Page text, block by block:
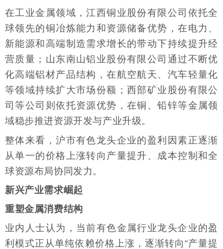
在工业金属领域，江西铜业股份有限公司依托全
球领先的铜冶炼能力和资源储备优势，在电力、
新能源和高端制造需求增长的带动下持续提升经
营质量；山东南山铝业股份有限公司通过不断优
化高端铝材产品结构，在航空航天、汽车轻量化
等领域持续扩大市场份额；西部矿业股份有限公
司等公司则依托资源优势，在铜、铅锌等金属领
域稳步推进资源开发与产业升级。
整体来看，沪市有色龙头企业的盈利因素正逐渐
从单一的价格上涨转向产量提升、成本控制和全
球资源布局协同发力。
新兴产业需求崛起
重塑金属消费结构
业内人士认为，当前有色金属行业龙头企业的盈
利模式正从单纯依赖价格上涨，逐渐转向“产量提